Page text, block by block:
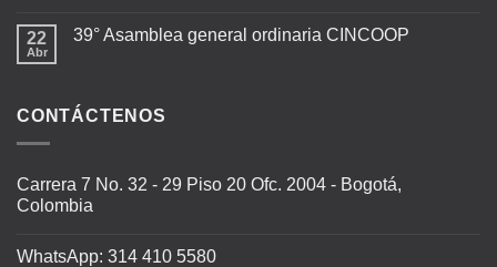
22
Abr
39° Asamblea general ordinaria CINCOOP
CONTÁCTENOS
Carrera 7 No. 32 - 29 Piso 20 Ofc. 2004 - Bogotá,
Colombia
WhatsApp: 314 410 5580